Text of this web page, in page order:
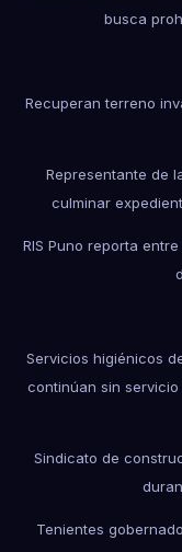
busca
Recuperan terreno
Representante de
culminar
RIS Puno reporta
Servicios higiénicos
continúan sin
Sindicato de
Tenientes